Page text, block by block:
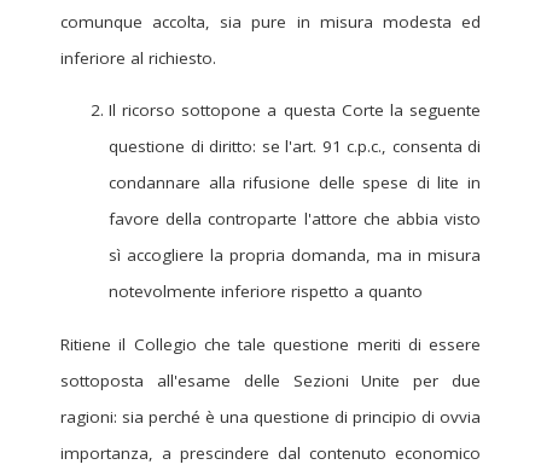
comunque accolta, sia pure in misura modesta ed
inferiore al richiesto.
Il ricorso sottopone a questa Corte la seguente
questione di diritto: se l'art. 91 c.p.c., consenta di
condannare alla rifusione delle spese di lite in
favore della controparte l'attore che abbia visto
sì accogliere la propria domanda, ma in misura
notevolmente inferiore rispetto a quanto
Ritiene il Collegio che tale questione meriti di essere
sottoposta all'esame delle Sezioni Unite per due
ragioni: sia perché è una questione di principio di ovvia
importanza, a prescindere dal contenuto economico